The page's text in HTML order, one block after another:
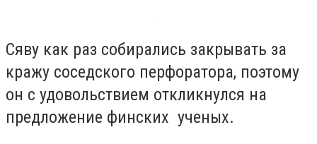
Сяву как раз собирались закрывать за
кражу соседского перфоратора, поэтому
он с удовольствием откликнулся на
предложение финских ученых.